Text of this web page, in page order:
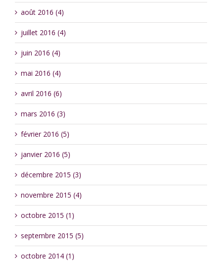
août 2016 (4)
juillet 2016 (4)
juin 2016 (4)
mai 2016 (4)
avril 2016 (6)
mars 2016 (3)
février 2016 (5)
janvier 2016 (5)
décembre 2015 (3)
novembre 2015 (4)
octobre 2015 (1)
septembre 2015 (5)
octobre 2014 (1)